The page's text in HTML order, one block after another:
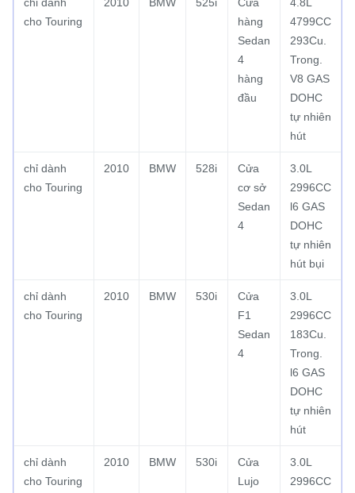
cho Touring
hàng
Sedan
4
hàng
đầu
4799CC
293Cu.
Trong.
V8 GAS
DOHC
tự nhiên
hút
chỉ dành
cho Touring
2010 BMW 528i
Cửa
cơ sở
Sedan
4
3.0L
2996CC
l6 GAS
DOHC
tự nhiên
hút bụi
chỉ dành
cho Touring
2010 BMW 530i
Cửa
F1
Sedan
4
3.0L
2996CC
183Cu.
Trong.
l6 GAS
DOHC
tự nhiên
hút
chỉ dành
cho Touring
2010 BMW 530i
Cửa
Lujo
3.0L
2996CC